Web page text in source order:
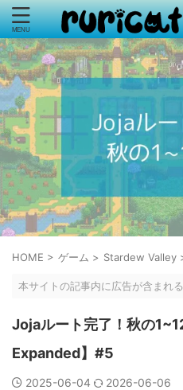
HOME > ゲーム > Stardew Valley
本サイトの記事内に広告が含まれ
Jojaルート完了！秋の
Expanded】#5
2025-06-04 2026-06-06